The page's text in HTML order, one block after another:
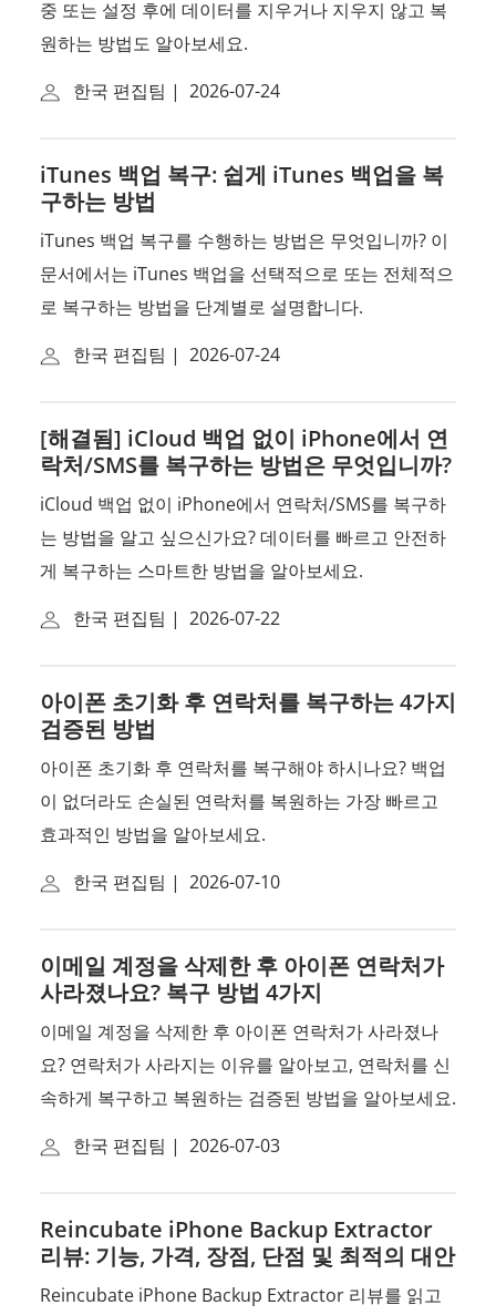
중 또는 설정 후에 데이터를 지우거나 지우지 않고 복
원하는 방법도 알아보세요.
한국 편집팀 | 2026-07-24
iTunes 백업 복구: 쉽게 iTunes 백업을 복
구하는 방법
iTunes 백업 복구를 수행하는 방법은 무엇입니까? 이
문서에서는 iTunes 백업을 선택적으로 또는 전체적으
로 복구하는 방법을 단계별로 설명합니다.
한국 편집팀 | 2026-07-24
[해결됨] iCloud 백업 없이 iPhone에서 연
락처/SMS를 복구하는 방법은 무엇입니까?
iCloud 백업 없이 iPhone에서 연락처/SMS를 복구하
는 방법을 알고 싶으신가요? 데이터를 빠르고 안전하
게 복구하는 스마트한 방법을 알아보세요.
한국 편집팀 | 2026-07-22
아이폰 초기화 후 연락처를 복구하는 4가지
검증된 방법
아이폰 초기화 후 연락처를 복구해야 하시나요? 백업
이 없더라도 손실된 연락처를 복원하는 가장 빠르고
효과적인 방법을 알아보세요.
한국 편집팀 | 2026-07-10
이메일 계정을 삭제한 후 아이폰 연락처가
사라졌나요? 복구 방법 4가지
이메일 계정을 삭제한 후 아이폰 연락처가 사라졌나
요? 연락처가 사라지는 이유를 알아보고, 연락처를 신
속하게 복구하고 복원하는 검증된 방법을 알아보세요.
한국 편집팀 | 2026-07-03
Reincubate iPhone Backup Extractor
리뷰: 기능, 가격, 장점, 단점 및 최적의 대안
Reincubate iPhone Backup Extractor 리뷰를 읽고